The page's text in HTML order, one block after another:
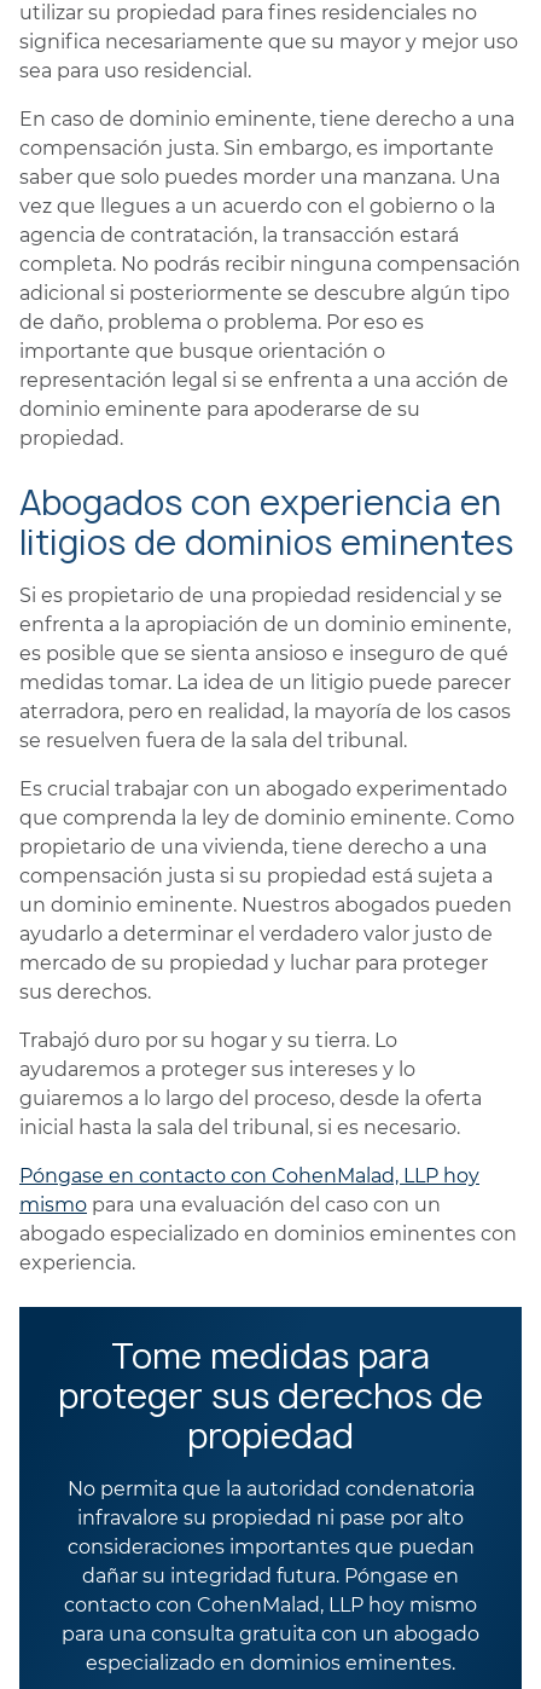
utilizar su propiedad para fines residenciales no
significa necesariamente que su mayor y mejor uso
sea para uso residencial.
En caso de dominio eminente, tiene derecho a una
compensación justa. Sin embargo, es importante
saber que solo puedes morder una manzana. Una
vez que llegues a un acuerdo con el gobierno o la
agencia de contratación, la transacción estará
completa. No podrás recibir ninguna compensación
adicional si posteriormente se descubre algún tipo
de daño, problema o problema. Por eso es
importante que busque orientación o
representación legal si se enfrenta a una acción de
dominio eminente para apoderarse de su
propiedad.
Abogados con experiencia en
litigios de dominios eminentes
Si es propietario de una propiedad residencial y se
enfrenta a la apropiación de un dominio eminente,
es posible que se sienta ansioso e inseguro de qué
medidas tomar. La idea de un litigio puede parecer
aterradora, pero en realidad, la mayoría de los casos
se resuelven fuera de la sala del tribunal.
Es crucial trabajar con un abogado experimentado
que comprenda la ley de dominio eminente. Como
propietario de una vivienda, tiene derecho a una
compensación justa si su propiedad está sujeta a
un dominio eminente. Nuestros abogados pueden
ayudarlo a determinar el verdadero valor justo de
mercado de su propiedad y luchar para proteger
sus derechos.
Trabajó duro por su hogar y su tierra. Lo
ayudaremos a proteger sus intereses y lo
guiaremos a lo largo del proceso, desde la oferta
inicial hasta la sala del tribunal, si es necesario.
Póngase en contacto con CohenMalad, LLP hoy
mismo para una evaluación del caso con un
abogado especializado en dominios eminentes con
experiencia.
Tome medidas para
proteger sus derechos de
propiedad
No permita que la autoridad condenatoria
infravalore su propiedad ni pase por alto
consideraciones importantes que puedan
dañar su integridad futura. Póngase en
contacto con CohenMalad, LLP hoy mismo
para una consulta gratuita con un abogado
especializado en dominios eminentes.